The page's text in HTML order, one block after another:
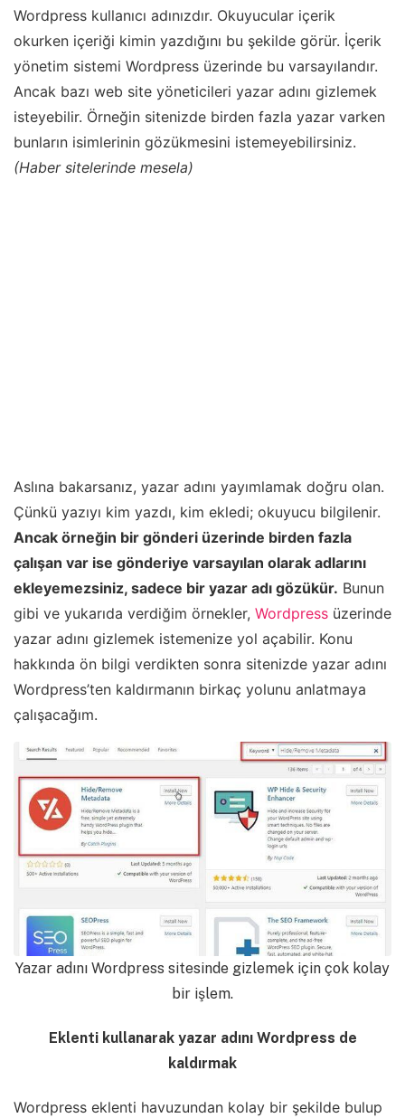
Wordpress kullanıcı adınızdır. Okuyucular içerik
okurken içeriği kimin yazdığını bu şekilde görür. İçerik
yönetim sistemi Wordpress üzerinde bu varsayılandır.
Ancak bazı web site yöneticileri yazar adını gizlemek
isteyebilir. Örneğin sitenizde birden fazla yazar varken
bunların isimlerinin gözükmesini istemeyebilirsiniz.
(Haber sitelerinde mesela)
Aslına bakarsanız, yazar adını yayımlamak doğru olan.
Çünkü yazıyı kim yazdı, kim ekledi; okuyucu bilgilenir.
Ancak örneğin bir gönderi üzerinde birden fazla
çalışan var ise gönderiye varsayılan olarak adlarını
ekleyemezsiniz, sadece bir yazar adı gözükür. Bunun
gibi ve yukarıda verdiğim örnekler, Wordpress üzerinde
yazar adını gizlemek istemenize yol açabilir. Konu
hakkında ön bilgi verdikten sonra sitenizde yazar adını
Wordpress’ten kaldırmanın birkaç yolunu anlatmaya
çalışacağım.
Yazar adını Wordpress sitesinde gizlemek için çok kolay
bir işlem.
Eklenti kullanarak yazar adını Wordpress de
kaldırmak
Wordpress eklenti havuzundan kolay bir şekilde bulup